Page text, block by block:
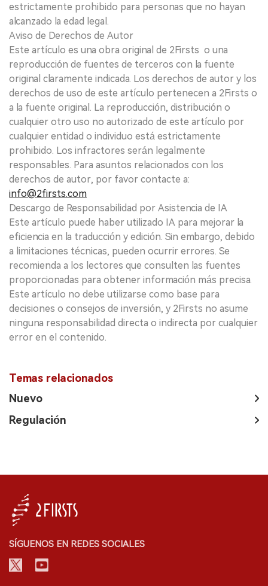
estrictamente prohibido para personas que no hayan
alcanzado la edad legal.
Aviso de Derechos de Autor
Este artículo es una obra original de 2Firsts o una
reproducción de fuentes de terceros con la fuente
original claramente indicada. Los derechos de autor y los
derechos de uso de este artículo pertenecen a 2Firsts o
a la fuente original. La reproducción, distribución o
cualquier otro uso no autorizado de este artículo por
cualquier entidad o individuo está estrictamente
prohibido. Los infractores serán legalmente
responsables. Para asuntos relacionados con los
derechos de autor, por favor contacte a:
info@2firsts.com
Descargo de Responsabilidad por Asistencia de IA
Este artículo puede haber utilizado IA para mejorar la
eficiencia en la traducción y edición. Sin embargo, debido
a limitaciones técnicas, pueden ocurrir errores. Se
recomienda a los lectores que consulten las fuentes
proporcionadas para obtener información más precisa.
Este artículo no debe utilizarse como base para
decisiones o consejos de inversión, y 2Firsts no asume
ninguna responsabilidad directa o indirecta por cualquier
error en el contenido.
Temas relacionados
Nuevo
Regulación
SÍGUENOS EN REDES SOCIALES